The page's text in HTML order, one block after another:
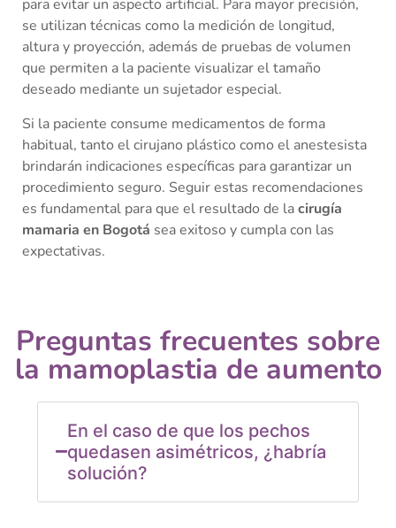
para evitar un aspecto artificial. Para mayor precisión,
se utilizan técnicas como la medición de longitud,
altura y proyección, además de pruebas de volumen
que permiten a la paciente visualizar el tamaño
deseado mediante un sujetador especial.
Si la paciente consume medicamentos de forma
habitual, tanto el cirujano plástico como el anestesista
brindarán indicaciones específicas para garantizar un
procedimiento seguro. Seguir estas recomendaciones
es fundamental para que el resultado de lacirugía
mamaria en Bogotá sea exitoso y cumpla con las
expectativas.
Preguntas frecuentes sobre
la mamoplastia de aumento
En el caso de que los pechos
quedasen asimétricos, ¿habría
solución?